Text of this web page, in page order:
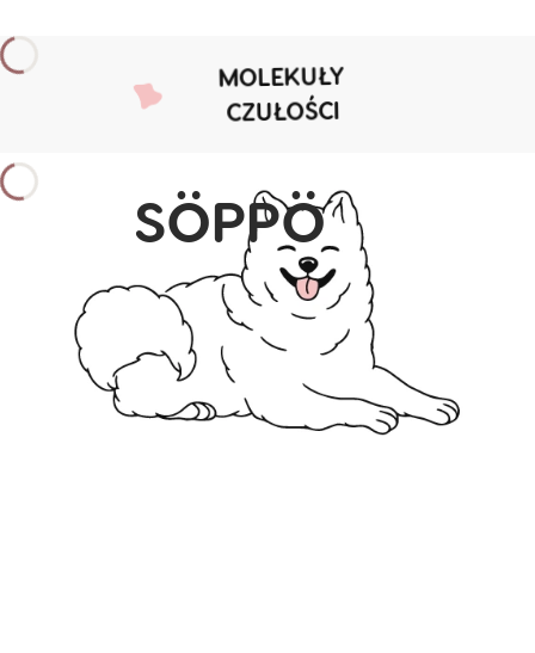
MOLEKUŁY
CZUŁOŚCI
SÖPPÖ